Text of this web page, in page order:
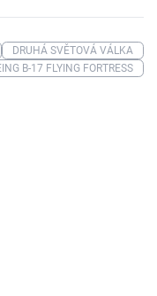
DRUHÁ SVĚTOVÁ VÁLKA
B-17 FLYING FORTRESS